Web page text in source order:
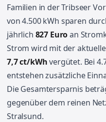
Familien in der Tribseer
von 4.500 kWh sparen
jährlich 827 Euroan
Strom wird mit der
7,7 ct/kWhvergütet. Bei
entstehen zusätzliche
Die Gesamtersparnis
gegenüber dem reinen
Stralsund.